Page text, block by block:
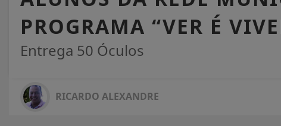
PROGRAMA “VER É
Entrega 50 Óculos
RICARDO ALEXANDRE